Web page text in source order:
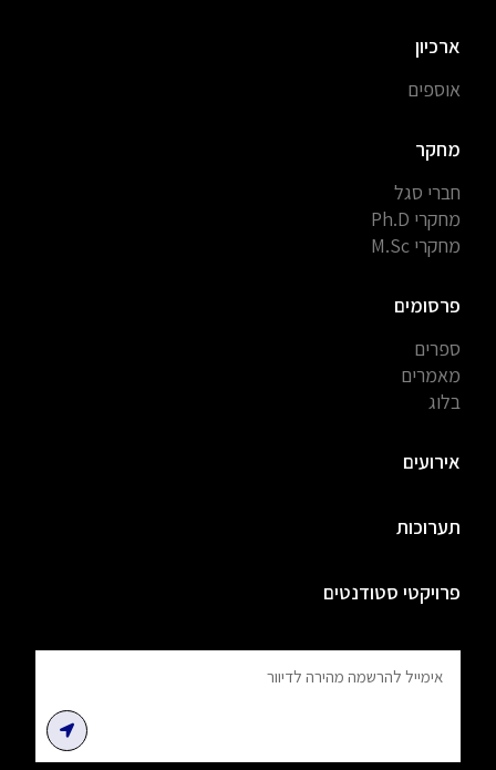
ארכיון
אוספים
מחקר
חברי סגל
מחקרי Ph.D
מחקרי M.Sc
פרסומים
ספרים
מאמרים
בלוג
אירועים
תערוכות
פרויקטי סטודנטים